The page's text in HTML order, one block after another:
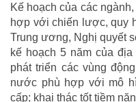
Kế hoạch của các
hợp với chiến lược, quy
Trung ương, Nghị quyết
kế hoạch 5 năm của
phát triển các vùng
nước phù hợp với mô
cấp; khai thác tốt tiềm